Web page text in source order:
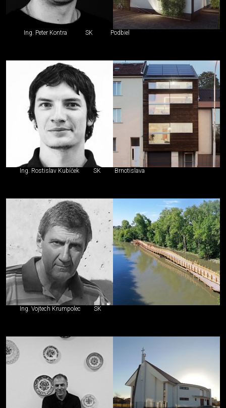
Ing. Peter Kontra SK Podbiel
Ing. Rostislav Kubíček SK Brnotislava
Ing. Vojtech Krumpolec SK